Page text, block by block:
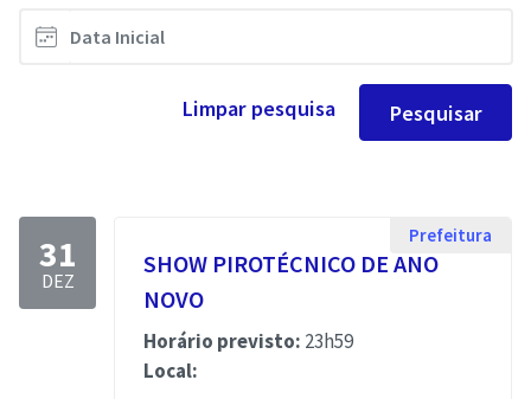
Limpar pesquisa Pesquisar
31
DEZ
SHOW PIROTÉCNICO DE ANO
NOVO
Horário previsto: 23h59
Local:
Prefeitura